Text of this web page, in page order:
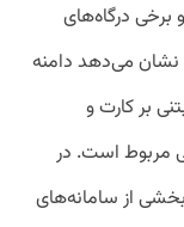
درگاه‌های
نشان می‌دهد دامنه
بر کارت و
مربوط است. در
از سامانه‌های